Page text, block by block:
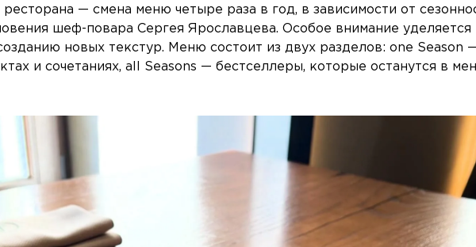
— смена меню четыре раза в год, в зависимости от
шеф-повара Сергея Ярославцева. Особое внимание уделяется
новых текстур. Меню состоит из двух разделов: one Season
и сочетаниях, all Seasons — бестселлеры, которые останутся в